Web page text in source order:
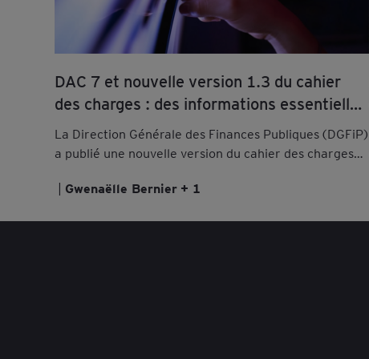
DAC 7 et nouvelle version 1.3 du cahier
des charges : des informations essentielles
pour les opérateurs de plateformes
La Direction Générale des Finances Publiques (DGFiP)
a publié une nouvelle version du cahier des charges
Gwenaëlle Bernier + 1